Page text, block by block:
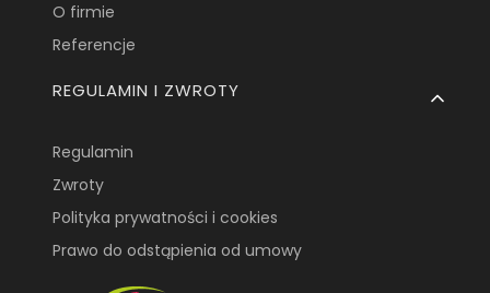
O firmie
Referencje
REGULAMIN I ZWROTY
Regulamin
Zwroty
Polityka prywatności i cookies
Prawo do odstąpienia od umowy